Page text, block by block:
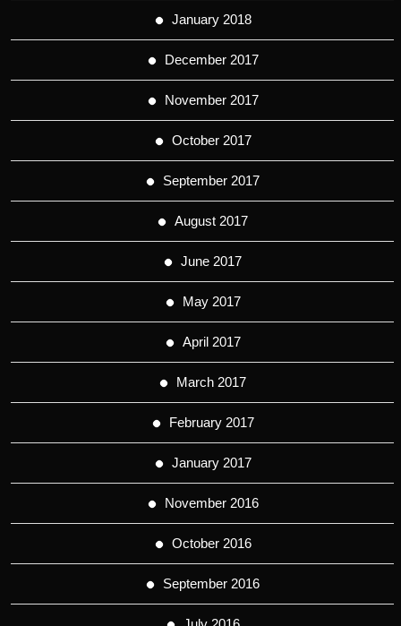
January 2018
December 2017
November 2017
October 2017
September 2017
August 2017
June 2017
May 2017
April 2017
March 2017
February 2017
January 2017
November 2016
October 2016
September 2016